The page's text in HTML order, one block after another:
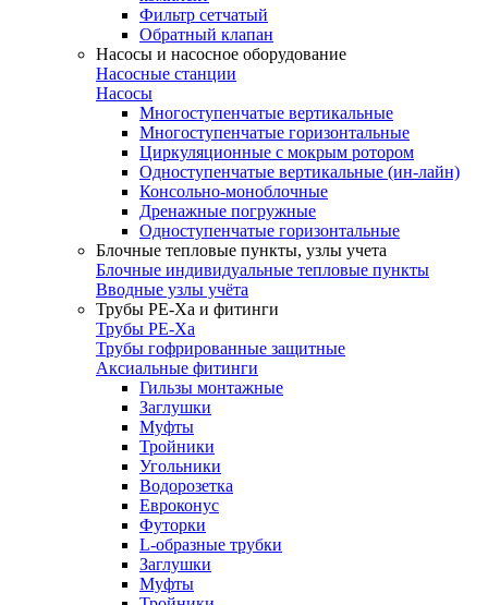
Фильтр сетчатый
Обратный клапан
Насосы и насосное оборудование
Насосные станции
Насосы
Многоступенчатые вертикальные
Многоступенчатые горизонтальные
Циркуляционные с мокрым ротором
Одноступенчатые вертикальные (ин-лайн)
Консольно-моноблочные
Дренажные погружные
Одноступенчатые горизонтальные
Блочные тепловые пункты, узлы учета
Блочные индивидуальные тепловые пункты
Вводные узлы учёта
Трубы РЕ-Ха и фитинги
Трубы РЕ-Ха
Трубы гофрированные защитные
Аксиальные фитинги
Гильзы монтажные
Заглушки
Муфты
Тройники
Угольники
Водорозетка
Евроконус
Футорки
L-образные трубки
Заглушки
Муфты